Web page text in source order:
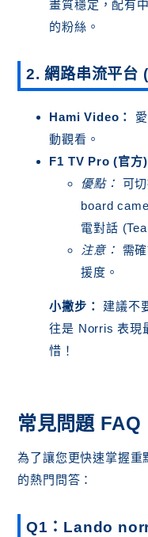
畫質穩定，配有
的粉絲。
2. 網路串流平台
Hami Video：
動觀看。
F1 TV Pro (官方)
優點： 可
board
電對話
注意：
需
援度。
小撇步：
建議不
往是 Norris 表現
惜！
常見問題 FAQ
為了讓您更快速掌握
的熱門問答：
Q1：Lando